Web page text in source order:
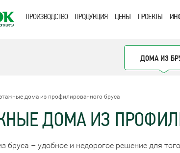
ПРОИЗВОДСТВО ПРОДУКЦИЯ ЦЕНЫ ПРОЕКТЫ
ДОМА ИЗ
дома из профилированного бруса
ДОМА ИЗ
бруса – удобное и недорогое решение для